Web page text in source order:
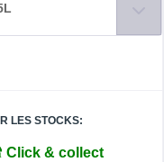
LES STOCKS:
Click & collect